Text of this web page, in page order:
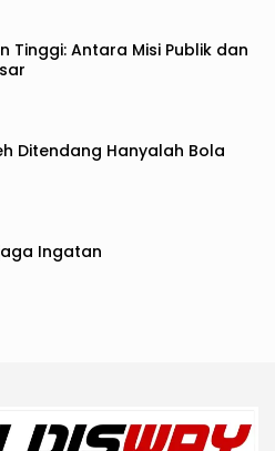
Tinggi: Antara Misi Publik dan
Ditendang Hanyalah Bola
Ingatan